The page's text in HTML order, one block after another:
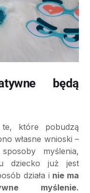
będą
te, które pobudzą
własne wnioski –
myślenia,
dziecko już jest
działa i nie ma
myślenie.